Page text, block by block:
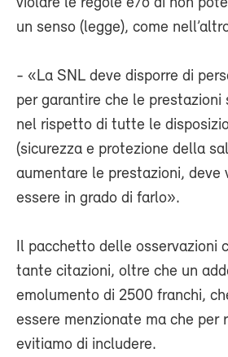
un senso (legge), come
- «La SNL deve disporre di
per garantire che le
nel rispetto di tutte le
(sicurezza e protezione della
aumentare le prestazioni, deve
essere in grado di farlo».
Il pacchetto delle osservazioni
tante citazioni, oltre che un
emolumento di 2500 franchi,
essere menzionate ma che per
evitiamo di includere.